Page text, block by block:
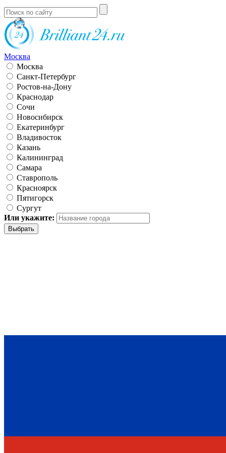
Москва
Москва
Санкт-Петербург
Ростов-на-Дону
Краснодар
Сочи
Новосибирск
Екатеринбург
Владивосток
Казань
Калининград
Самара
Ставрополь
Красноярск
Пятигорск
Сургут
Или укажите: